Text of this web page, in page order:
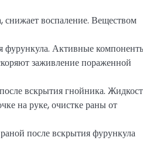
снижает воспаление. Веществом
фурункула. Активные
заживление пораженной
вскрытия гнойника.
на руке, очистке раны от
после вскрытия фурункула